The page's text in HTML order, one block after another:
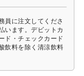
員に注文してくださ
います。デビットカ
ド・チェックカード
飲料を除く清涼飲料